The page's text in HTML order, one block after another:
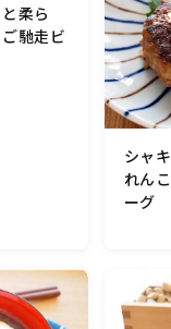
ねぎ・アボカド・青
けのこ・せり・ふき・
柔ら
馳走ビ
シャ
れん
ーグ